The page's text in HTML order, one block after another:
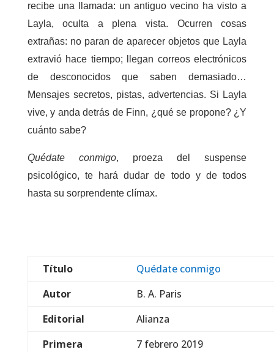
recibe una llamada: un antiguo vecino ha visto a
Layla, oculta a plena vista. Ocurren cosas
extrañas: no paran de aparecer objetos que Layla
extravió hace tiempo; llegan correos electrónicos
de desconocidos que saben demasiado…
Mensajes secretos, pistas, advertencias. Si Layla
vive, y anda detrás de Finn, ¿qué se propone? ¿Y
cuánto sabe?
Quédate conmigo, proeza del suspense
psicológico, te hará dudar de todo y de todos
hasta su sorprendente clímax.
Título
Quédate conmigo
Autor
B. A. Paris
Editorial
Alianza
Primera
7 febrero 2019